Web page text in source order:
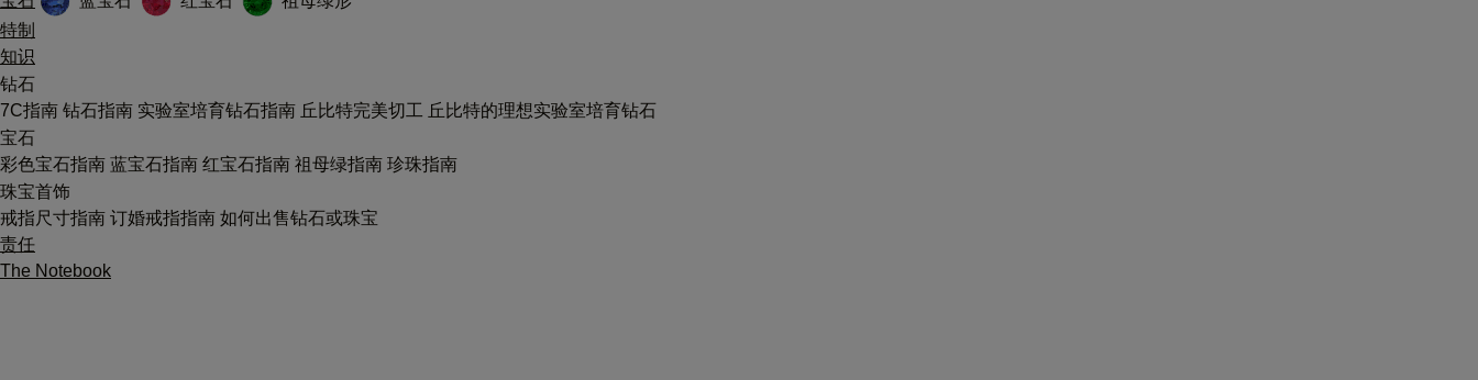
特制
知识
钻石
7C指南 钻石指南 实验室培育钻石指南 丘比特完美切工 丘比特的理想实验室培育钻石
宝石
彩色宝石指南 蓝宝石指南 红宝石指南 祖母绿指南 珍珠指南
珠宝首饰
戒指尺寸指南 订婚戒指指南 如何出售钻石或珠宝
责任
The Notebook